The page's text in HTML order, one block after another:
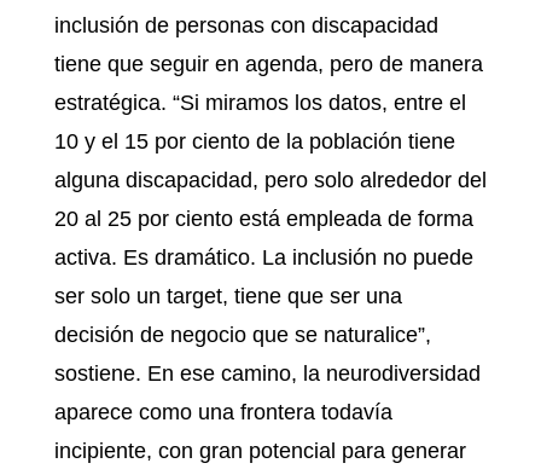
inclusión de personas con discapacidad
tiene que seguir en agenda, pero de manera
estratégica. “Si miramos los datos, entre el
10 y el 15 por ciento de la población tiene
alguna discapacidad, pero solo alrededor del
20 al 25 por ciento está empleada de forma
activa. Es dramático. La inclusión no puede
ser solo un target, tiene que ser una
decisión de negocio que se naturalice”,
sostiene. En ese camino, la neurodiversidad
aparece como una frontera todavía
incipiente, con gran potencial para generar